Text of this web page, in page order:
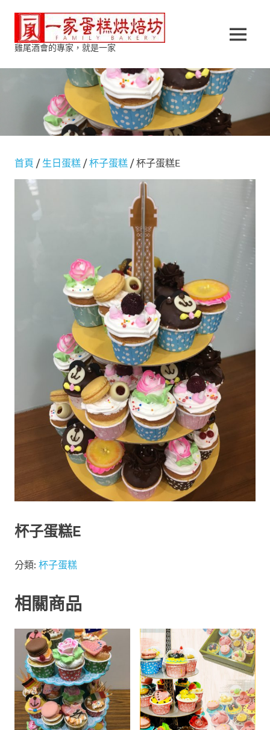
content
蛋
糕
烘
焙
雞尾酒會的專家，就是一家
MENU
首頁 / 生日蛋糕 /杯子蛋糕 / 杯子蛋糕E
杯子蛋糕E
分類: 杯子蛋糕
相關商品